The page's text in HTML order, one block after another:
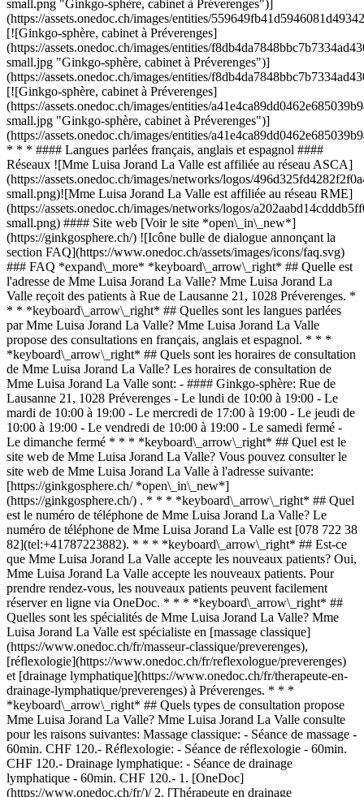
small.png "Ginkgo-sphère, cabinet à Préverenges")]
(https://assets.onedoc.ch/images/entities/
[![Ginkgo-sphère, cabinet à Préverenges]
(https://assets.onedoc.ch/images/entities/
small.jpg "Ginkgo-sphère, cabinet à Préverenges")]
(https://assets.onedoc.ch/images/entities/
[![Ginkgo-sphère, cabinet à Préverenges]
(https://assets.onedoc.ch/images/entities/
small.jpg "Ginkgo-sphère, cabinet à Préverenges")]
(https://assets.onedoc.ch/images/entities/
* * * #### Langues parlées français, anglais et espagnol ####
Réseaux ![Mme Luisa Jorand La Valle est affiliée au réseau ASCA]
(https://assets.onedoc.ch/images/networks/logos/
small.png)![Mme Luisa Jorand La Valle est affiliée au réseau RME]
(https://assets.onedoc.ch/images/networks/logos/
small.png) #### Site web [Voir le site *open\_in\_new*]
(https://ginkgosphere.ch/) ![Icône bulle de dialogue annonçant la
section FAQ](https://www.onedoc.ch/assets/images/icons/faq.svg)
### FAQ *expand\_more* *keyboard\_arrow\_right* ## Quelle est
l'adresse de Mme Luisa Jorand La Valle? Mme Luisa Jorand La
Valle reçoit des patients à Rue de Lausanne 21, 1028 Préverenges. *
* * *keyboard\_arrow\_right* ## Quelles sont les langues parlées
par Mme Luisa Jorand La Valle? Mme Luisa Jorand La Valle
propose des consultations en français, anglais et espagnol. * * *
*keyboard\_arrow\_right* ## Quels sont les horaires de consultation
de Mme Luisa Jorand La Valle? Les horaires de consultation de
Mme Luisa Jorand La Valle sont: - #### Ginkgo-sphère: Rue de
Lausanne 21, 1028 Préverenges - Le lundi de 10:00 à 19:00 - Le
mardi de 10:00 à 19:00 - Le mercredi de 17:00 à 19:00 - Le jeudi de
10:00 à 19:00 - Le vendredi de 10:00 à 19:00 - Le samedi fermé -
Le dimanche fermé * * * *keyboard\_arrow\_right* ## Quel est le
site web de Mme Luisa Jorand La Valle? Vous pouvez consulter le
site web de Mme Luisa Jorand La Valle à l'adresse suivante:
[https://ginkgosphere.ch/ *open\_in\_new*]
(https://ginkgosphere.ch/) . * * * *keyboard\_arrow\_right* ## Quel
est le numéro de téléphone de Mme Luisa Jorand La Valle? Le
numéro de téléphone de Mme Luisa Jorand La Valle est [078 722 38
82](tel:+41787223882). * * * *keyboard\_arrow\_right* ## Est-ce
que Mme Luisa Jorand La Valle accepte les nouveaux patients? Oui,
Mme Luisa Jorand La Valle accepte les nouveaux patients. Pour
prendre rendez-vous, les nouveaux patients peuvent facilement
réserver en ligne via OneDoc. * * * *keyboard\_arrow\_right* ##
Quelles sont les spécialités de Mme Luisa Jorand La Valle? Mme
Luisa Jorand La Valle est spécialiste en [massage classique]
(https://www.onedoc.ch/fr/masseur-classique/preverenges),
[réflexologie](https://www.onedoc.ch/fr/reflexologue/preverenges)
et [drainage lymphatique](https://www.onedoc.ch/fr/therapeute-en-
drainage-lymphatique/preverenges) à Préverenges. * * *
*keyboard\_arrow\_right* ## Quels types de consultation propose
Mme Luisa Jorand La Valle? Mme Luisa Jorand La Valle consulte
pour les raisons suivantes: Massage classique: - Séance de massage -
60min. CHF 120.- Réflexologie: - Séance de réflexologie - 60min.
CHF 120.- Drainage lymphatique: - Séance de drainage
lymphatique - 60min. CHF 120.- 1. [OneDoc](https://www.onedoc.ch/fr/)/ 2. [Thérapeute en drainage lymphatique](https://www.onedoc.ch/fr/therapeute-en-drainage-lymphatique)/ 3. [Canton de Vaud](https://www.onedoc.ch/fr/therapeute-en-drainage-lymphatique/canton-de-vaud)/ 4. [Préverenges](https://www.onedoc.ch/fr/therapeute-en-drainage-lymphatique/preverenges)/ 5. Mme Luisa Jorand La Valle ### Prenez RDV avec Mme Luisa Jorand La Valle Renseignez les informations suivantes 1 Spécialité Sélectionnez une spécialité * * * *touch\_app* Choisissez un créneau horaire *chevron\_left* mer. 05 août *chevron\_right* Voir plus de rendez-vous Créneau horaire Prendre rendez-vous ### Téléchargez l'app OneDoc Prenez rendez-vous en ligne chez un médecin, un dentiste ou un thérapeute proche de vous en Suisse. L'application OneDoc vous permet de gérer tous vos rendez-vous médicaux depuis votre natel, n'importe où et n'importe quand. ![Code QR redirigeant vers l’App Store ou Google Play pour télécharger l’app OneDoc Patients](https://www.onedoc.ch/assets/images/download-app-qr.jpeg) Scannez le QR code pour télécharger l’application [![Téléchargez notre application sur l'App Store!](https://www.onedoc.ch/assets/images/app-store-badge-fr.svg)](https://apps.apple.com/ch/app/onedoc/id1592376413?l=fr)[![Téléchargez notre application sur le Google Play Store!](https://www.onedoc.ch/assets/images/google-play-badge-fr.png)](https://play.google.com/store/apps/details?id=ch.onedoc.patient&hl=fr-CH) *keyboard\_arrow\_right* ## Spécialités associées [Masseur classique à Genève](https://www.onedoc.ch/fr/masseur-classique/geneve)[Masseur classique à Lausanne](https://www.onedoc.ch/fr/masseur-classique/lausanne)[Masseur classique à Nyon](https://www.onedoc.ch/fr/masseur-classique/nyon)[Masseur classique à Vevey](https://www.onedoc.ch/fr/masseur-classique/vevey)[Masseur classique à Bulle](https://www.onedoc.ch/fr/masseur-classique/bulle)[Masseur classique à Carouge](https://www.onedoc.ch/fr/masseur-classique/carouge)[Masseur classique à Gland](https://www.onedoc.ch/fr/masseur-classique/gland)[Masseur classique à Yverdon-les-Bains](https://www.onedoc.ch/fr/masseur-classique/yverdon-les-bains)[Masseur classique à Montreux](https://www.onedoc.ch/fr/masseur-classique/montreux)[Masseur classique à Lutry](https://www.onedoc.ch/fr/masseur-classique/lutry)[Masseur classique à Renens](https://www.onedoc.ch/fr/masseur-classique/renens)[Masseur classique à Châtel-Saint-Denis](https://www.onedoc.ch/fr/masseur-classique/chatel-saint-denis)[Masseur classique à Morges](https://www.onedoc.ch/fr/masseur-classique/morges)[Masseur classique à Epalinges](https://www.onedoc.ch/fr/masseur-classique/epalinges)[Masseur classique à Préverenges](https://www.onedoc.ch/fr/masseur-classique/preverenges)[Masseur classique à La Tour-de-Peilz](https://www.onedoc.ch/fr/masseur-classique/la-tour-de-peilz)[Masseur classique à Le Mont-sur-Lausanne](https://www.onedoc.ch/fr/masseur-classique/le-mont-sur-lausanne)[Masseur classique à Payerne](https://www.onedoc.ch/fr/masseur-classique/payerne)[Masseur classique à Monthey](https://www.onedoc.ch/fr/masseur-classique/monthey)[Masseur classique à Lancy](https://www.onedoc.ch/fr/masseur-classique/lancy)[Masseur classique à Estavayer](https://www.onedoc.ch/fr/masseur-classique/estavayer) *keyboard\_arrow\_right* ## Recherches fréquentes [Physiothérapeute à Genève](https://www.onedoc.ch/fr/physiotherapeute/geneve)[Psychologue à Genève](https://www.onedoc.ch/fr/psychologue/geneve)[Physiothérapeute à Lausanne](https://www.onedoc.ch/fr/physiotherapeute/lausanne)[Médecin généraliste à Genève](https://www.onedoc.ch/fr/medecin-generaliste/geneve)[Thérapeute en drainage lymphatique à Genève](https://www.onedoc.ch/fr/therapeute-en-drainage-lymphatique/geneve)[Masseur classique à Genève](https://www.onedoc.ch/fr/masseur-classique/geneve)[Spécialiste en médecine interne générale à Genève](https://www.onedoc.ch/fr/specialiste-en-medecine-interne-generale/geneve)[Réflexologue à Genève](https://www.onedoc.ch/fr/reflexologue/geneve)[Médecin-dentiste à Genève](https://www.onedoc.ch/fr/medecin-dentiste/geneve)[Psychologue à Lausanne](https://www.onedoc.ch/fr/psychologue/lausanne)[Acupuncteur à Genève](https://www.onedoc.ch/fr/acupuncteur/geneve)[Masseur classique à Lausanne](https://www.onedoc.ch/fr/masseur-classique/lausanne)[Ostéopathe à Lausanne](https://www.onedoc.ch/fr/osteopathe/lausanne)[Médecin généraliste à Lausanne](https://www.onedoc.ch/fr/medecin-generaliste/lausanne)[Spécialiste en Médecine Traditionnelle Chinoise (MTC) à Genève](https://www.onedoc.ch/fr/specialiste-en-medecine-traditionnelle-chinoise-mtc/geneve)[Physiothérapeute du sport à Genève](https://www.onedoc.ch/fr/physiotherapeute-du-sport/geneve)[Psychothérapeute à Genève](https://www.onedoc.ch/fr/psychotherapeute/geneve)[Masseur thérapeutique à Genève](https://www.onedoc.ch/fr/masseur-therapeutique/geneve)[Gynécologue obstétricien à Genève](https://www.onedoc.ch/fr/gynecologue-obstetricien/geneve)[Ostéopathe à Genève](https://www.onedoc.ch/fr/osteopathe/geneve)[Thérapeute en nutrition MCO à Genève](https://www.onedoc.ch/fr/therapeute-en-nutrition-mco/geneve) *keyboard\_arrow\_right* ## Annuaire des professionnels de santé suisses [Liste des praticiens](https://www.onedoc.ch/fr/annuaire) [A](https://www.onedoc.ch/fr/annuaire/A) [B](https://www.onedoc.ch/fr/annuaire/B) [C](https://www.onedoc.ch/fr/annuaire/C) [D](https://www.onedoc.ch/fr/annuaire/D) [E](https://www.onedoc.ch/fr/annuaire/E) [F](https://www.onedoc.ch/fr/annuaire/F) [G](https://www.onedoc.ch/fr/annuaire/G) [H](https://www.onedoc.ch/fr/annuaire/H) [I](https://www.onedoc.ch/fr/annuaire/I) [J](https://www.onedoc.ch/fr/annuaire/J) [K](https://www.onedoc.ch/fr/annuaire/K) [L](https://www.onedoc.ch/fr/annuaire/L) [M](https://www.onedoc.ch/fr/annuaire/M) [N](https://www.onedoc.ch/fr/annuaire/N) [O](https://www.onedoc.ch/fr/annuaire/O) [P](https://www.onedoc.ch/fr/annuaire/P) [Q](https://www.onedoc.ch/fr/annuaire/Q) [R](https://www.onedoc.ch/fr/annuaire/R) [S](https://www.onedoc.ch/fr/annuaire/S) [T](https://www.onedoc.ch/fr/annuaire/T) [U](https://www.onedoc.ch/fr/annuaire/U) [V](https://www.onedoc.ch/fr/annuaire/V) [W](https://www.onedoc.ch/fr/annuaire/W) [X](https://www.onedoc.ch/fr/annuaire/X) [Y](https://www.onedoc.ch/fr/annuaire/Y) [Z](https://www.onedoc.ch/fr/annuaire/Z) ## OneDoc [Pour les professionnels de santé](https://info.onedoc.ch/fr/) [À propos de nous](https://info.onedoc.ch/fr/raison-d-etre/) [Presse](https://info.onedoc.ch/fr/presse/) [Carrières](https://career.onedoc.ch/fr) [Centre de confidentialité](https://privacy.onedoc.ch/fr/) [Gestion des cookies](javascript:Didomi.preferences.show%28%29) [Centre d'aide](https://help.onedoc.ch/fr/) ## Langues [Deutsch](https://www.onedoc.ch/de/manuelle-lymphdrainage-therapeutin/preverenges/pcwdt/luisa-jorand-la-valle) [Français](https://www.onedoc.ch/fr/therapeute-en-drainage-lymphatique/preverenges/pcwdt/luisa-jorand-la-valle) [Italiano](https://www.onedoc.ch/it/terapista-in-linfodrenaggio-manuale/preverenges/pcwdt/luisa-jorand-la-valle) [English](https://www.onedoc.ch/en/manual-lymphatic-drainage-therapist/preverenges/pcwdt/luisa-jorand-la-valle) ## Spécialités associées [Massage classique à Genève](https://www.onedoc.ch/fr/masseur-classique/geneve) [Massage classique à Lausanne](https://www.onedoc.ch/fr/masseur-classique/lausanne) [Massage classique à Nyon](https://www.onedoc.ch/fr/masseur-classique/nyon) [Massage classique à Vevey](https://www.onedoc.ch/fr/masseur-classique/vevey) [Massage classique à Bulle](https://www.onedoc.ch/fr/masseur-classique/bulle) [Massage classique à Carouge](https://www.onedoc.ch/fr/masseur-classique/carouge) [Massage classique à Gland](https://www.onedoc.ch/fr/masseur-classique/gland) [Massage classique à Yverdon-les-Bains](https://www.onedoc.ch/fr/masseur-classique/yverdon-les-bains) [Massage classique à Montreux](https://www.onedoc.ch/fr/masseur-classique/montreux) [Massage classique à Lutry](https://www.onedoc.ch/fr/masseur-classique/lutry) [Massage classique à Renens](https://www.onedoc.ch/fr/masseur-classique/renens) [Massage classique à Châtel-Saint-Denis](https://www.onedoc.ch/fr/masseur-classique/chatel-saint-denis) [Massage classique à Morges](https://www.onedoc.ch/fr/masseur-classique/morges) [Massage classique à Epalinges](https://www.onedoc.ch/fr/masseur-classique/epalinges) [Massage classique à Préverenges](https://www.onedoc.ch/fr/masseur-classique/preverenges) [Massage classique à La Tour-de-Peilz](https://www.onedoc.ch/fr/masseur-classique/la-tour-de-peilz) [Massage classique à Le Mont-sur-Lausanne](https://www.onedoc.ch/fr/masseur-classique/le-mont-sur-lausanne) [Massage classique à Payerne](https://www.onedoc.ch/fr/masseur-classique/payerne) [Massage classique à Monthey](https://www.onedoc.ch/fr/masseur-classique/monthey) [Massage classique à Lancy](https://www.onedoc.ch/fr/masseur-classique/lancy) [Massage classique à Estavayer](https://www.onedoc.ch/fr/masseur-classique/estavayer) ## Recherches fréquentes [Physiothérapeute à Genève](https://www.onedoc.ch/fr/physiotherapeute/geneve) [Psychologue à Genève](https://www.onedoc.ch/fr/psychologue/geneve) [Physiothérapeute à Lausanne](https://www.onedoc.ch/fr/physiotherapeute/lausanne) [Médecin généraliste à Genève](https://www.onedoc.ch/fr/medecin-generaliste/geneve) [Thérapeute en drainage lymphatique à Genève](https://www.onedoc.ch/fr/therapeute-en-drainage-lymphatique/geneve) [Massage classique à Genève](https://www.onedoc.ch/fr/masseur-classique/geneve) [Spécialiste en médecine interne générale à Genève](https://www.onedoc.ch/fr/specialiste-en-medecine-interne-generale/geneve) [Réflexologue à Genève](https://www.onedoc.ch/fr/reflexologue/geneve) [Médecin-dentiste à Genève](https://www.onedoc.ch/fr/medecin-dentiste/geneve) [Psychologue à Lausanne](https://www.onedoc.ch/fr/psychologue/lausanne) [Acupu